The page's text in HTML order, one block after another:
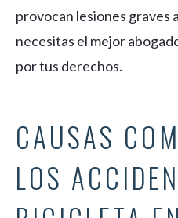
provocan lesiones graves
necesitas el mejor
por tus derechos.
CAUSAS
LOS